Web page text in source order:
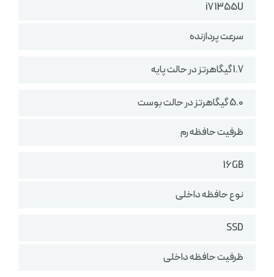
i7 1355U
سرعت پردازنده
1.7 گیگاهرتز در حالت پایه
5.0 گیگاهرتز در حالت بوست
ظرفیت حافظه رم
16GB
نوع حافظه داخلی
SSD
ظرفیت حافظه داخلی